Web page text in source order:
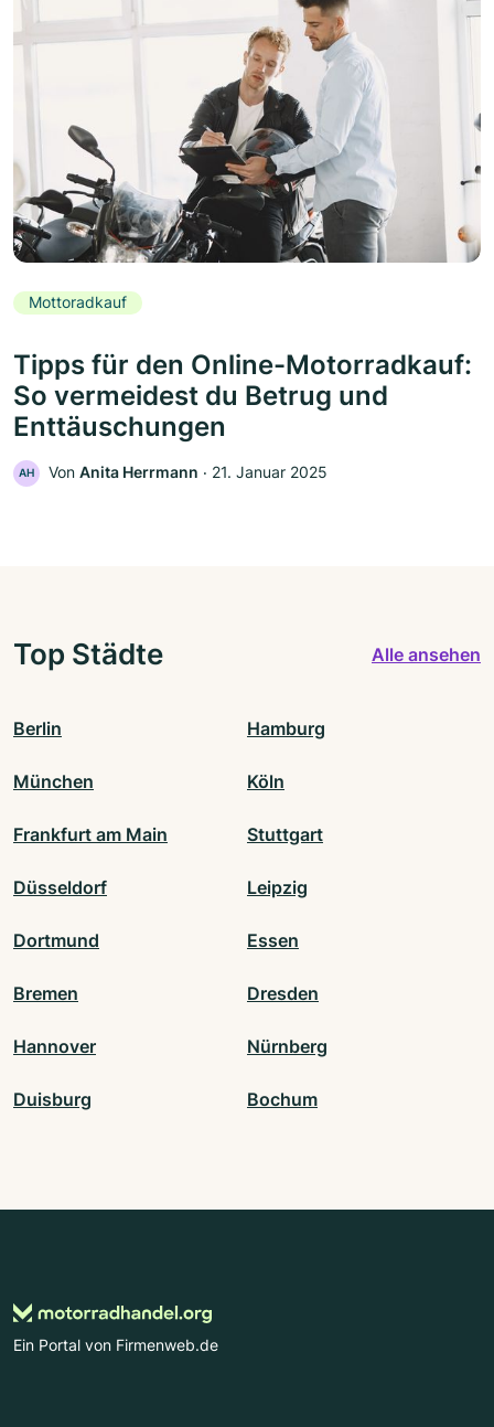
Mottoradkauf
Tipps für den Online-Motorradkauf:
So vermeidest du Betrug und
Enttäuschungen
AH Von Anita Herrmann ‧ 21. Januar 2025
Top Städte Alle ansehen
Berlin Hamburg
München Köln
Frankfurt am Main Stuttgart
Düsseldorf Leipzig
Dortmund Essen
Bremen Dresden
Hannover Nürnberg
Duisburg Bochum
Ein Portal von Firmenweb.de